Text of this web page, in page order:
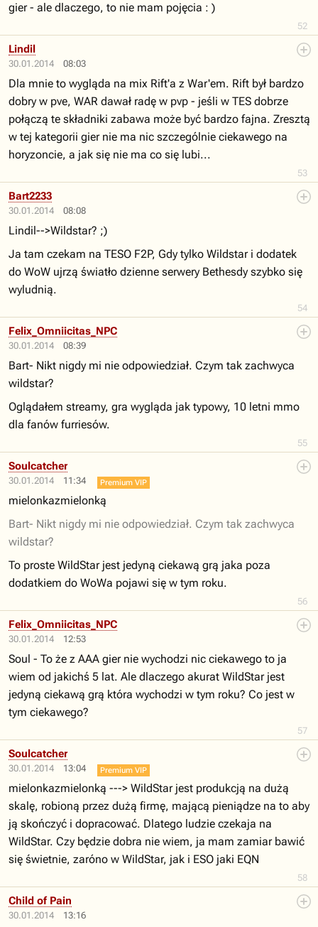
52
gier - ale dlaczego, to nie mam pojęcia : )
30.01.2014 08:03
53
Lindil
Dla mnie to wygląda na mix Rift'a z War'em. Rift był bardzo
dobry w pve, WAR dawał radę w pvp - jeśli w TES dobrze
połączą te składniki zabawa może być bardzo fajna. Zresztą
w tej kategorii gier nie ma nic szczególnie ciekawego na
horyzoncie, a jak się nie ma co się lubi...
30.01.2014 08:08
54
Bart2233
Lindil-->Wildstar? ;)
Ja tam czekam na TESO F2P, Gdy tylko Wildstar i dodatek
do WoW ujrzą światło dzienne serwery Bethesdy szybko się
wyludnią.
30.01.2014 08:39
55
Felix_Omniicitas_NPC
Bart- Nikt nigdy mi nie odpowiedział. Czym tak zachwyca
wildstar?
Oglądałem streamy, gra wygląda jak typowy, 10 letni mmo
dla fanów furriesów.
30.01.2014 11:34
56
Soulcatcher
Premium VIP
mielonkazmielonką
Bart- Nikt nigdy mi nie odpowiedział. Czym tak zachwyca
wildstar?
To proste WildStar jest jedyną ciekawą grą jaka poza
dodatkiem do WoWa pojawi się w tym roku.
30.01.2014 12:53
57
Felix_Omniicitas_NPC
Soul - To że z AAA gier nie wychodzi nic ciekawego to ja
wiem od jakichś 5 lat. Ale dlaczego akurat WildStar jest
jedyną ciekawą grą która wychodzi w tym roku? Co jest w
tym ciekawego?
30.01.2014 13:04
58
Soulcatcher
Premium VIP
mielonkazmielonką ---> WildStar jest produkcją na dużą
skalę, robioną przez dużą firmę, mającą pieniądze na to aby
ją skończyć i dopracować. Dlatego ludzie czekaja na
WildStar. Czy będzie dobra nie wiem, ja mam zamiar bawić
się świetnie, zaróno w WildStar, jak i ESO jaki EQN
30.01.2014 13:16
Child of Pain